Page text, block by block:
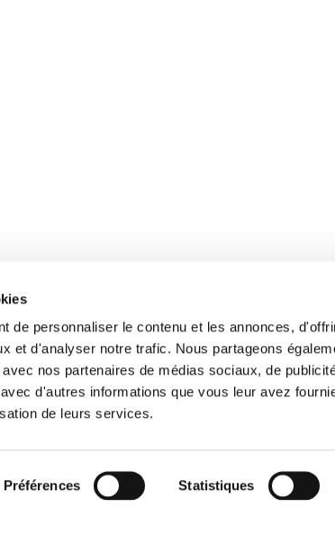
de personnaliser le contenu et les annonces,
et d'analyser notre trafic. Nous partageons
nos partenaires de médias sociaux, de
d'autres informations que vous leur avez
de leurs services.
Préférences Statistiques